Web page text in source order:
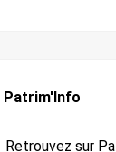
Patrim'Info
Retrouvez sur